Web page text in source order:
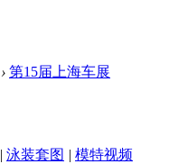
› 第15届上海车展
| 泳装套图 | 模特视频